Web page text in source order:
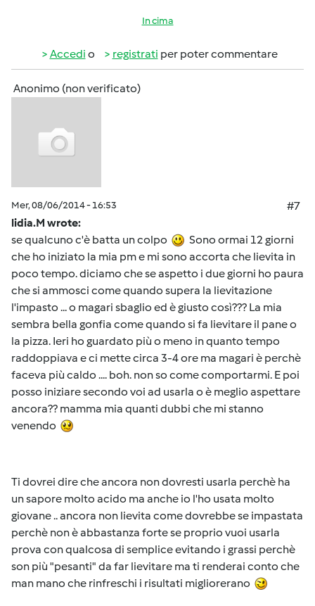
In cima
Accedi o registrati per poter commentare
Anonimo (non verificato)
Mer, 08/06/2014 - 16:53
#7
lidia.M wrote:
se qualcuno c'è batta un colpo
Sono ormai 12 giorni
che ho iniziato la mia pm e mi sono accorta che lievita in
poco tempo. diciamo che se aspetto i due giorni ho paura
che si ammosci come quando supera la lievitazione
l'impasto ... o magari sbaglio ed è giusto così??? La mia
sembra bella gonfia come quando si fa lievitare il pane o
la pizza. Ieri ho guardato più o meno in quanto tempo
raddoppiava e ci mette circa 3-4 ore ma magari è perchè
faceva più caldo .... boh. non so come comportarmi. E poi
posso iniziare secondo voi ad usarla o è meglio aspettare
ancora?? mamma mia quanti dubbi che mi stanno
venendo
Ti dovrei dire che ancora non dovresti usarla perchè ha
un sapore molto acido ma anche io l'ho usata molto
giovane .. ancora non lievita come dovrebbe se impastata
perchè non è abbastanza forte se proprio vuoi usarla
prova con qualcosa di semplice evitando i grassi perchè
son più "pesanti" da far lievitare ma ti renderai conto che
man mano che rinfreschi i risultati migliorerano